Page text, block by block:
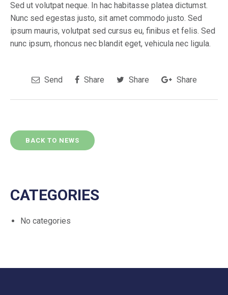
Sed ut volutpat neque. In hac habitasse platea dictumst.
Nunc sed egestas justo, sit amet commodo justo. Sed
ipsum mauris, volutpat sed cursus eu, finibus et felis. Sed
nunc ipsum, rhoncus nec blandit eget, vehicula nec ligula.
Send Share Share Share
BACK TO NEWS
CATEGORIES
No categories